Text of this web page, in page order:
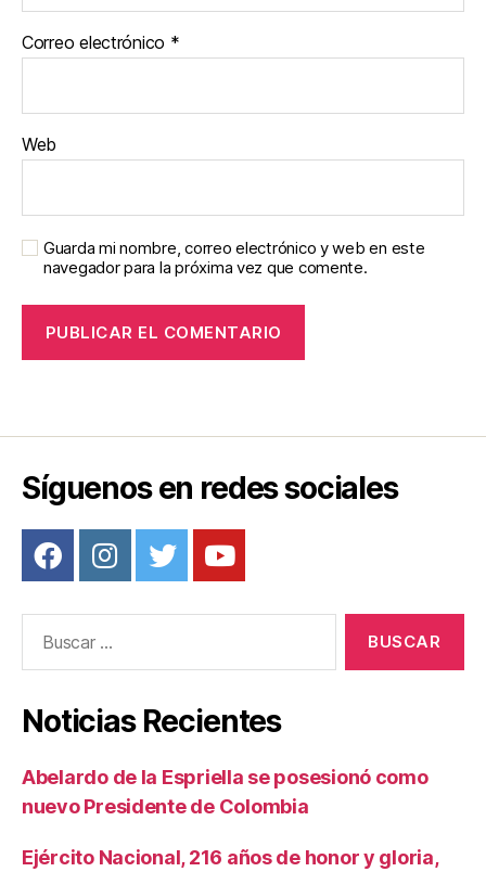
Correo electrónico *
Web
Guarda mi nombre, correo electrónico y web en este
navegador para la próxima vez que comente.
Síguenos en redes sociales
Noticias Recientes
Abelardo de la Espriella se posesionó como
nuevo Presidente de Colombia
Ejército Nacional, 216 años de honor y gloria,